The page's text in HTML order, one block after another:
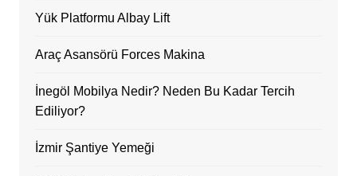
Yük Platformu Albay Lift
Araç Asansörü Forces Makina
İnegöl Mobilya Nedir? Neden Bu Kadar Tercih
Ediliyor?
İzmir Şantiye Yemeği